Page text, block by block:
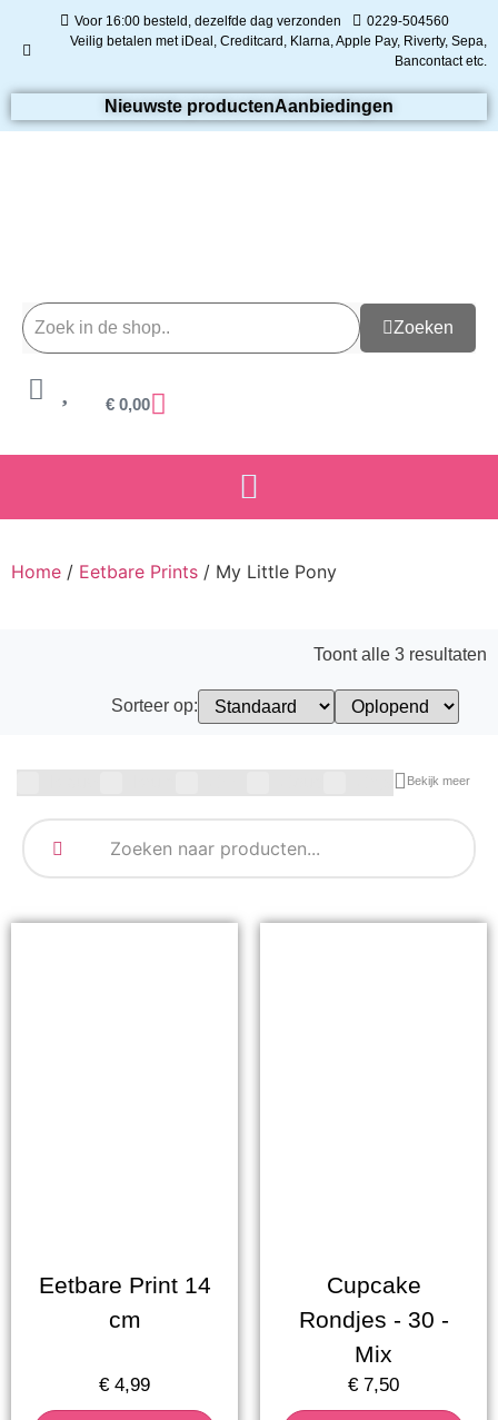
Voor 16:00 besteld, dezelfde dag verzonden
0229-504560
Veilig betalen met iDeal, Creditcard, Klarna, Apple Pay, Riverty, Sepa,
Bancontact etc.
Nieuwste productenAanbiedingen
Zoeken
€ 0,00
Home / Eetbare Prints / My Little Pony
Toont alle 3 resultaten
Sorteer op:
Bekijk meer
Eetbare Print 14
cm
€ 4,99
Cupcake
Rondjes - 30 -
Mix
€ 7,50